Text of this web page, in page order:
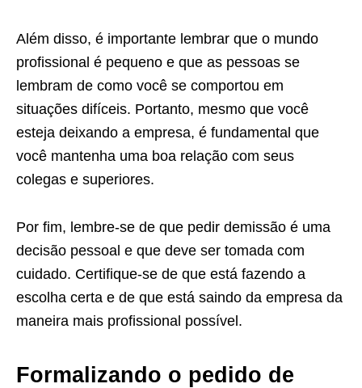
Além disso, é importante lembrar que o mundo
profissional é pequeno e que as pessoas se
lembram de como você se comportou em
situações difíceis. Portanto, mesmo que você
esteja deixando a empresa, é fundamental que
você mantenha uma boa relação com seus
colegas e superiores.
Por fim, lembre-se de que pedir demissão é uma
decisão pessoal e que deve ser tomada com
cuidado. Certifique-se de que está fazendo a
escolha certa e de que está saindo da empresa da
maneira mais profissional possível.
Formalizando o pedido de